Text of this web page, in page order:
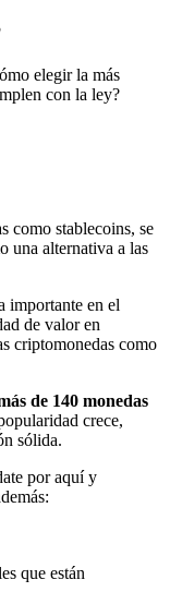
elegir la más
con la ley?
como stablecoins, se
una alternativa a las
importante en el
de valor en
criptomonedas como
de 140 monedas
crece,
sólida.
por aquí y
que están